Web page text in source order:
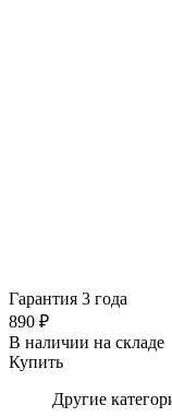
Гарантия 3 года
890 ₽
В наличии на складе
Купить
Другие